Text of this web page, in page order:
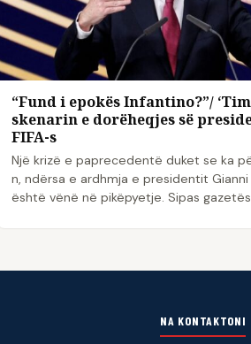
“Fund i epokës Infantino?”/
skenarin e dorëheqjes së
FIFA-s
Një krizë e paprecedentë duket se ka
n, ndërsa e ardhmja e presidentit
është vënë në pikëpyetje. Sipas
NA KONTAKTONI